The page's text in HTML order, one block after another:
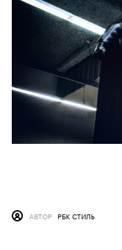
АВТОР РБК СТИЛЬ